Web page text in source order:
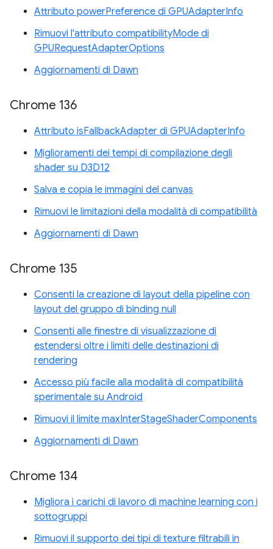
Attributo powerPreference di GPUAdapterInfo
Rimuovi l'attributo compatibilityMode di
GPURequestAdapterOptions
Aggiornamenti di Dawn
Chrome 136
Attributo isFallbackAdapter di GPUAdapterInfo
Miglioramenti dei tempi di compilazione degli
shader su D3D12
Salva e copia le immagini del canvas
Rimuovi le limitazioni della modalità di compatibilità
Aggiornamenti di Dawn
Chrome 135
Consenti la creazione di layout della pipeline con
layout del gruppo di binding null
Consenti alle finestre di visualizzazione di
estendersi oltre i limiti delle destinazioni di
rendering
Accesso più facile alla modalità di compatibilità
sperimentale su Android
Rimuovi il limite maxInterStageShaderComponents
Aggiornamenti di Dawn
Chrome 134
Migliora i carichi di lavoro di machine learning con i
sottogruppi
Rimuovi il supporto dei tipi di texture filtrabili in